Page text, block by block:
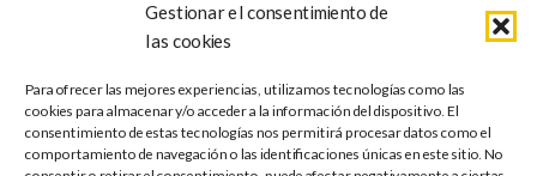
Gestionar el consentimiento de
las cookies
Para ofrecer las mejores experiencias, utilizamos tecnologías como las
cookies para almacenar y/o acceder a la información del dispositivo. El
consentimiento de estas tecnologías nos permitirá procesar datos como el
comportamiento de navegación o las identificaciones únicas en este sitio. No
© 2023 TIME IN TENERIFE - Rosti Family Group S.L.
38001 Santa Cruz de Tenerife (ES)
INDISPENSABLEARTE & CULTURAMÚSICAGASTRONOMÍA